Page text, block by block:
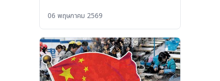
06 พฤษภาคม 2569